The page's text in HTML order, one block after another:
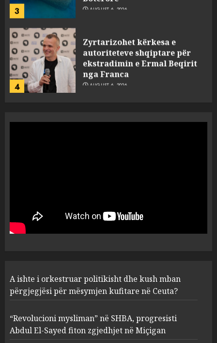
3 AUGUST 6, 2026
4
Zyrtarizohet kërkesa e
autoriteteve shqiptare për
ekstradimin e Ermal Beqirit
nga Franca
AUGUST 6, 2026
A do të ketë rrezik për Tokën?
1
për mësymjen kufitare në
Ceuta?
AUGUST 6, 2026
2
SHBA, progresisti Abdul El-
Sayed fiton zgjedhjet në
Miçigan
A ishte i orkestruar politikisht dhe kush mban
përgjegjësi për mësymjen kufitare në Ceuta?
“Revolucioni mysliman” në SHBA, progresisti
Abdul El-Sayed fiton zgjedhjet në Miçigan